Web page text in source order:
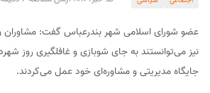
عضو شورای اسلامی شهر بندرعباس گفت: مشاوران و
نیز می‌توانستند به جای شوبازی و غافلگیری روز
جایگاه مدیریتی و مشاوره‌ای خود عمل می‌کردند.